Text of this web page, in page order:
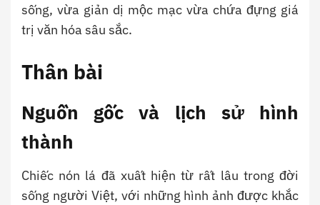
sống, vừa giản dị mộc mạc vừa chứa đựng giá
trị văn hóa sâu sắc.
Thân bài
Nguồn gốc và lịch sử hình
thành
Chiếc nón lá đã xuất hiện từ rất lâu trong đời
sống người Việt, với những hình ảnh được khắc